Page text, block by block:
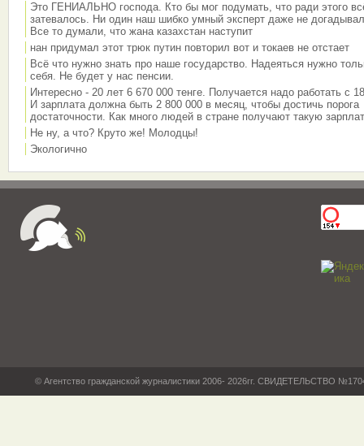
Это ГЕНИАЛЬНО господа. Кто бы мог подумать, что ради этого
затевалось. Ни один наш шибко умный эксперт даже не
Все то думали, что жана казахстан наступит
нан придумал этот трюк путин повторил вот и токаев не отстает
Всё что нужно знать про наше государство. Надеяться нужно
себя. Не будет у нас пенсии.
Интересно - 20 лет 6 670 000 тенге. Получается надо работать с
И зарплата должна быть 2 800 000 в месяц, чтобы достичь порога
достаточности. Как много людей в стране получают такую
Не ну, а что? Круто же! Молодцы!
Экологично
© Агентство гражданской журналистики 2006- 2026гг. СВИДЕТЕЛЬСТВО